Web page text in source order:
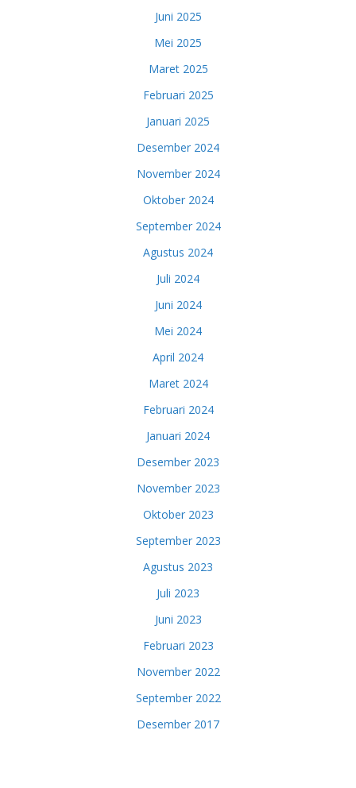
Juni 2025
Mei 2025
Maret 2025
Februari 2025
Januari 2025
Desember 2024
November 2024
Oktober 2024
September 2024
Agustus 2024
Juli 2024
Juni 2024
Mei 2024
April 2024
Maret 2024
Februari 2024
Januari 2024
Desember 2023
November 2023
Oktober 2023
September 2023
Agustus 2023
Juli 2023
Juni 2023
Februari 2023
November 2022
September 2022
Desember 2017